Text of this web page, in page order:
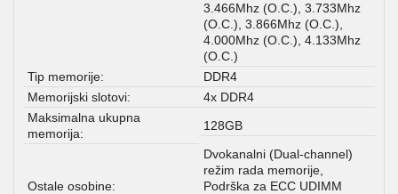
3.466Mhz (O.C.), 3.733Mhz
(O.C.), 3.866Mhz (O.C.),
4.000Mhz (O.C.), 4.133Mhz
(O.C.)
Tip memorije:
DDR4
Memorijski slotovi:
4x DDR4
Maksimalna ukupna
memorija:
128GB
Ostale osobine:
Dvokanalni (Dual-channel)
režim rada memorije,
Podrška za ECC UDIMM